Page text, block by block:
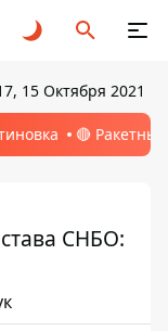
15 Октября 2021
🔴
СНБО: